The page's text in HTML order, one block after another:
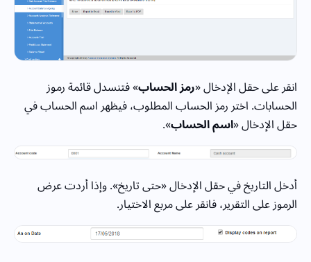
انقر على حقل الإدخال «رمز الحساب» فتنسدل قائمة رموز
الحسابات. اختر رمز الحساب المطلوب، فيظهر اسم الحساب في
حقل الإدخال «اسم الحساب».
أدخل التاريخ في حقل الإدخال «حتى تاريخ». وإذا أردت عرض
الرموز على التقرير، فانقر على مربع الاختيار.